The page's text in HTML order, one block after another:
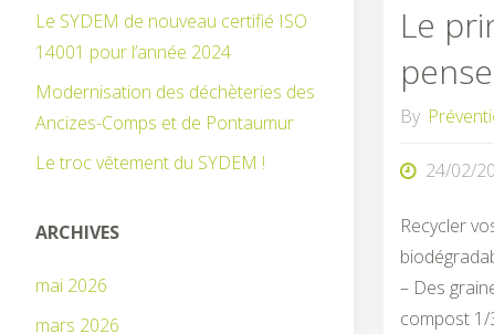
Le
By
24/02/
Recycler
– Des
compost
Le SYDEM de nouveau certifié ISO
14001 pour l’année 2024
Modernisation des déchèteries des
Ancizes-Comps et de Pontaumur
Le troc vêtement du SYDEM !
ARCHIVES
mai 2026
mars 2026